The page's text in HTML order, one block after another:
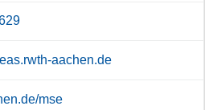
aachen.de
mse